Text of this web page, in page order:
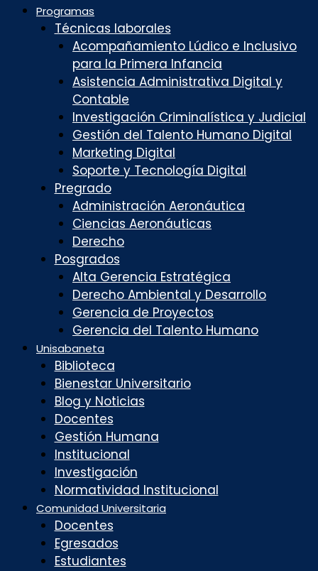
Programas
Técnicas laborales
Acompañamiento Lúdico e Inclusivo
para la Primera Infancia
Asistencia Administrativa Digital y
Contable
Investigación Criminalística y Judicial
Gestión del Talento Humano Digital
Marketing Digital
Soporte y Tecnología Digital
Pregrado
Administración Aeronáutica
Ciencias Aeronáuticas
Derecho
Posgrados
Alta Gerencia Estratégica
Derecho Ambiental y Desarrollo
Gerencia de Proyectos
Gerencia del Talento Humano
Unisabaneta
Biblioteca
Bienestar Universitario
Blog y Noticias
Docentes
Gestión Humana
Institucional
Investigación
Normatividad Institucional
Comunidad Universitaria
Docentes
Egresados
Estudiantes